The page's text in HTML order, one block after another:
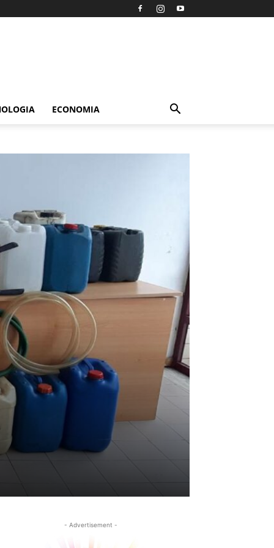
ECONOMIA
- Advertisement -